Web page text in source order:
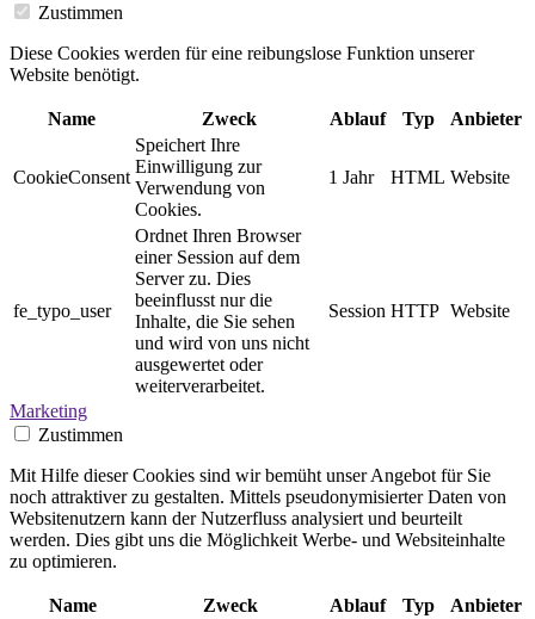
Zustimmen
Diese Cookies werden für eine reibungslose Funktion unserer
Website benötigt.
Name Zweck Ablauf Typ Anbieter
CookieConsent
Speichert Ihre
Einwilligung zur
Verwendung von
Cookies.
1 Jahr HTML Website
fe_typo_user
Ordnet Ihren Browser
einer Session auf dem
Server zu. Dies
beeinflusst nur die
Inhalte, die Sie sehen
und wird von uns nicht
ausgewertet oder
weiterverarbeitet.
Session HTTP Website
Marketing
Zustimmen
Mit Hilfe dieser Cookies sind wir bemüht unser Angebot für Sie
noch attraktiver zu gestalten. Mittels pseudonymisierter Daten von
Websitenutzern kann der Nutzerfluss analysiert und beurteilt
werden. Dies gibt uns die Möglichkeit Werbe- und Websiteinhalte
zu optimieren.
Name Zweck Ablauf Typ Anbieter